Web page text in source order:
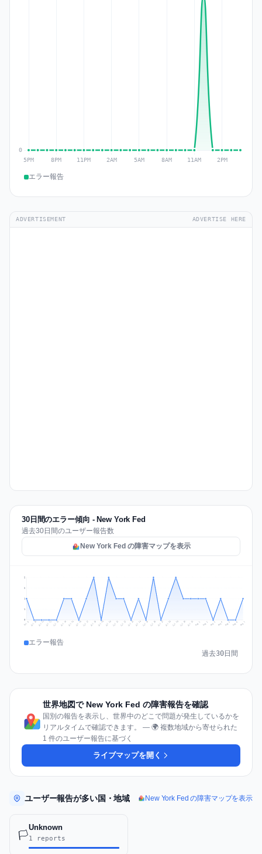
エラー報告
ADVERTISEMENT ADVERTISE HERE
30日間のエラー傾向 - New York Fed
過去30日間のユーザー報告数
New York Fed の障害マップを表示
1
1
2
2
Jul 9 Jul 10 Jul 11 Jul 12 Jul 13 Jul 14 Jul 15 Jul 16 Jul 17 Jul 18 Jul 19 Jul 20 Jul 21 Jul 22 Jul 23 Jul 24 Jul 25 Jul 26 Jul 27 Jul 28 Jul 29 Jul 30 Jul 31 Aug 1 Aug 2 Aug 3 Aug 4 Aug 5 Aug 6 Aug 7
エラー報告
過去30日間
世界地図で New York Fed の障害報告を確認
国別の報告を表示し、世界中のどこで問題が発生しているかを
リアルタイムで確認できます。 — 🌍 複数地域から寄せられた
1 件のユーザー報告に基づく
ライブマップを開く
ユーザー報告が多い国・地域 New York Fed の障害マップを表示
🏳️
Unknown
1 reports